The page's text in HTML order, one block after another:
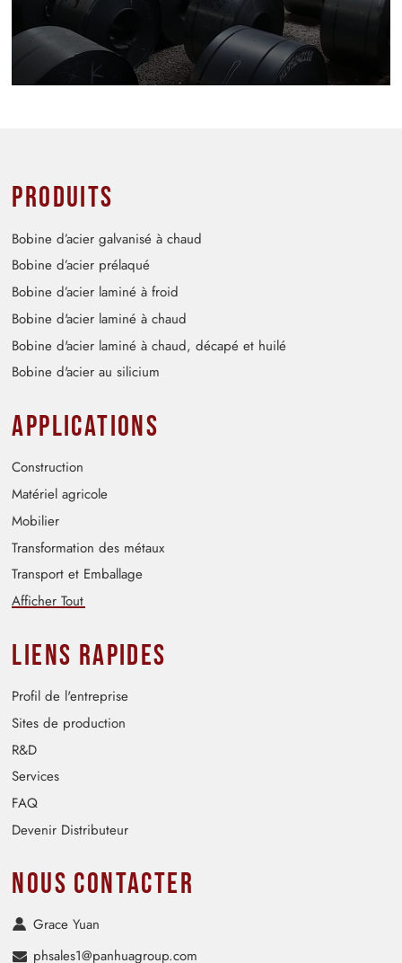
Produits
Bobine d’acier galvanisé à chaud
Bobine d’acier prélaqué
Bobine d’acier laminé à froid
Bobine d'acier laminé à chaud
Bobine d'acier laminé à chaud, décapé et huilé
Bobine d'acier au silicium
Applications
Construction
Matériel agricole
Mobilier
Transformation des métaux
Transport et Emballage
Afficher Tout
Liens rapides
Profil de l'entreprise
Sites de production
R&D
Services
FAQ
Devenir Distributeur
Nous contacter
Grace Yuan
phsales1@panhuagroup.com